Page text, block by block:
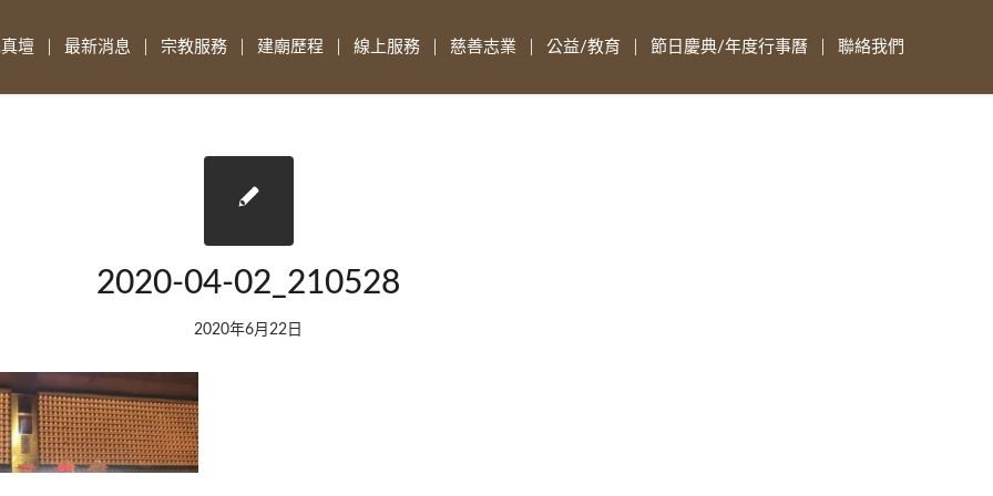
壇 最新消息 宗教服務 建廟歷程 線上服務 慈善志業 公益/教育 節日慶典/年度行事曆 聯絡我們
2020-04-02_210528
2020年6月22日